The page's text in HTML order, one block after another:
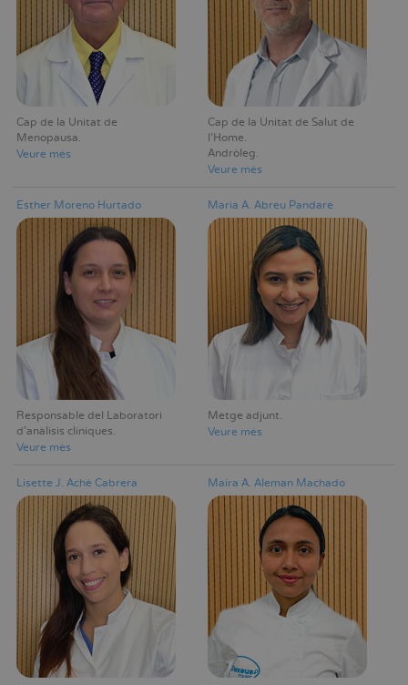
Cap de la Unitat de
Menopausa
Veure mès
Cap de la Unitat de Salut de
l'Home
Andròleg
Veure mès
Esther Moreno Hurtado
Responsable del Laboratori
d'anàlisis clíniques
Veure mès
Maria A. Abreu Pandare
Metge adjunt
Veure mès
Lisette J. Aché Cabrera Maira A. Aleman Machado